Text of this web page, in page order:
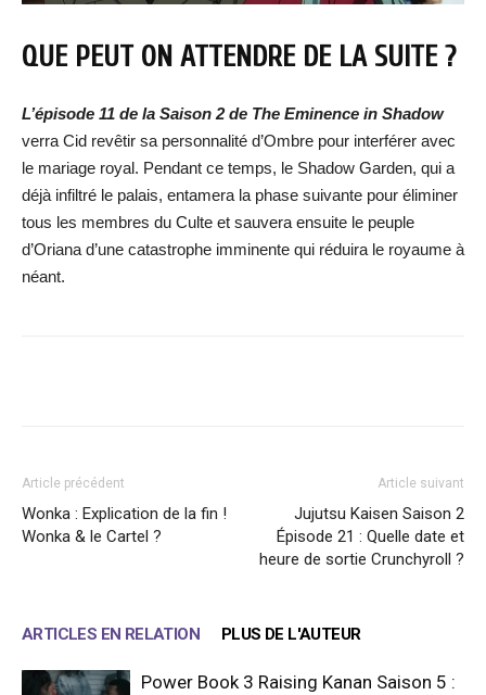
QUE PEUT ON ATTENDRE DE LA SUITE ?
L’épisode 11 de la Saison 2 de The Eminence in Shadow
verra Cid revêtir sa personnalité d’Ombre pour interférer avec
le mariage royal. Pendant ce temps, le Shadow Garden, qui a
déjà infiltré le palais, entamera la phase suivante pour éliminer
tous les membres du Culte et sauvera ensuite le peuple
d’Oriana d’une catastrophe imminente qui réduira le royaume à
néant.
Article précédent
Wonka : Explication de la fin !
Wonka & le Cartel ?
Article suivant
Jujutsu Kaisen Saison 2
Épisode 21 : Quelle date et
heure de sortie Crunchyroll ?
ARTICLES EN RELATION PLUS DE L'AUTEUR
Power Book 3 Raising Kanan Saison 5 :